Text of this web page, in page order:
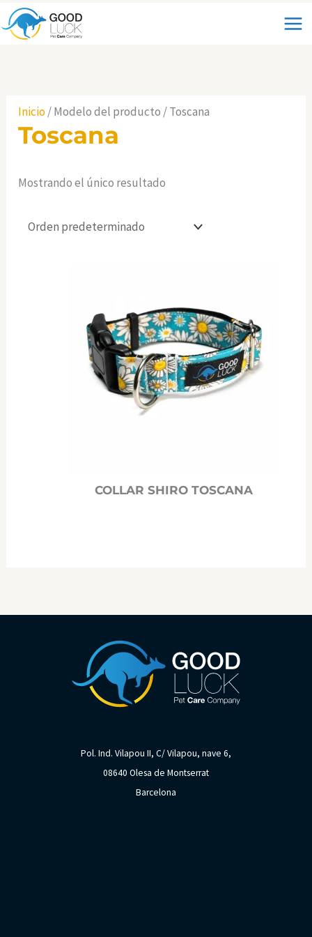
al
Inicio/ Modelo del producto / Toscana
Toscana
Mostrando el único resultado
COLLAR SHIRO TOSCANA
Pol. Ind. Vilapou II, C/ Vilapou, nave 6,
08640 Olesa de Montserrat
Barcelona